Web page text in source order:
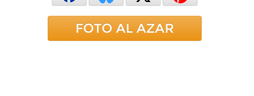
FOTO AL AZAR